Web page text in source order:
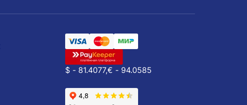
$ - 81.4077,€ - 94.0585